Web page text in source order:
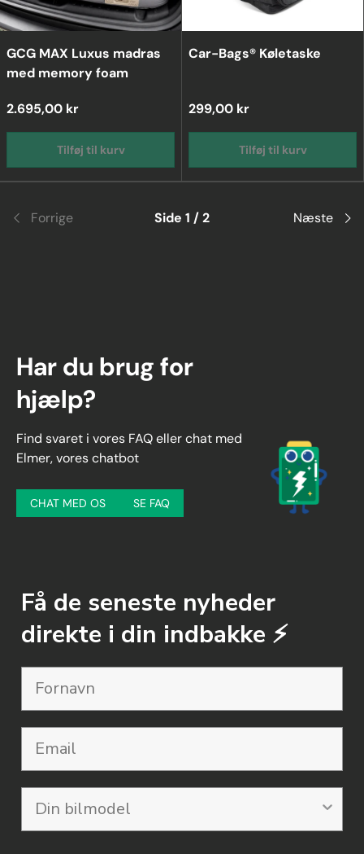
GCG MAX Luxus madras
med memory foam
2.695,00 kr
Tilføj til kurv
Car-Bags® Køletaske
299,00 kr
Tilføj til kurv
Forrige Side 1 / 2 Næste
Har du brug for
hjælp?
Find svaret i vores FAQ eller chat med
Elmer, vores chatbot
CHAT MED OS SE FAQ
Få de seneste nyheder
direkte i din indbakke ⚡️
Email